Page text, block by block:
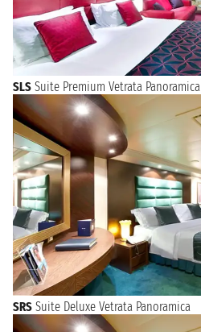
SLS Suite Premium Vetrata Panoramica
SRS Suite Deluxe Vetrata Panoramica